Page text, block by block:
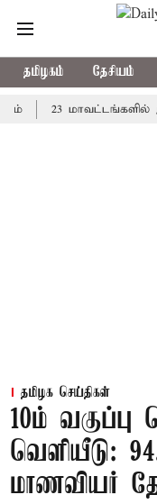
தமிழகம் தேசியம்
23 மாவட்டங்களில்
தமிழக செய்திகள்
10ம் வகுப்பு
வெளியீடு:
மாணவியர்